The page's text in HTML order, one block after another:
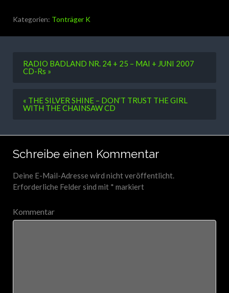
Kategorien: Tonträger K
RADIO BADLAND NR. 24 + 25 – MAI + JUNI 2007
CD-Rs »
« THE SILVER SHINE – DON’T TRUST THE GIRL
WITH THE CHAINSAW CD
Schreibe einen Kommentar
Deine E-Mail-Adresse wird nicht veröffentlicht.
Erforderliche Felder sind mit * markiert
Kommentar